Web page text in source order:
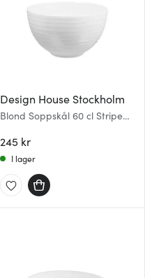
Design House Stockholm
Blond Soppskål 60 cl Stripe
245 kr
I lager